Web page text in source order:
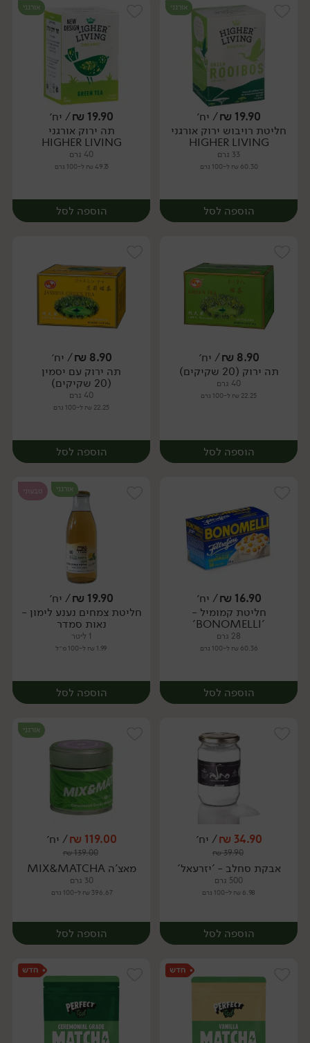
יח׳ יח׳
אורגני
19.90
₪/ יח׳
חליטת רויבוש ירוק אורגני
HIGHER LIVING
33 גרם
60.30 ₪ ל-100 גרם
הוספה לסל
יח׳
אורגני
19.90
₪/ יח׳
תה ירוק אורגני
HIGHER LIVING
40 גרם
49.75 ₪ ל-100 גרם
הוספה לסל
יח׳
8.90
₪/ יח׳
תה ירוק (20 שקיקים)
40 גרם
22.25 ₪ ל-100 גרם
הוספה לסל
יח׳
8.90
₪/ יח׳
תה ירוק עם יסמין
(20 שקיקים)
40 גרם
22.25 ₪ ל-100 גרם
הוספה לסל
יח׳
16.90
₪/ יח׳
חליטת קמומיל -
'BONOMELLI'
28 גרם
60.36 ₪ ל-100 גרם
הוספה לסל
יח׳
אורגני טבעוני
19.90
₪/ יח׳
חליטת צמחים נענע לימון -
נאות סמדר
1 ליטר
1.99 ₪ ל-100 מ״ל
הוספה לסל
יח׳
34.90
₪/ יח׳
39.90
₪
אבקת סחלב - 'יזרעאל'
500 גרם
6.98 ₪ ל-100 גרם
הוספה לסל
אורגני
119.00
₪/ יח׳
139.00
₪
מאצ'ה MIX&MATCHA
30 גרם
396.67 ₪ ל-100 גרם
הוספה לסל